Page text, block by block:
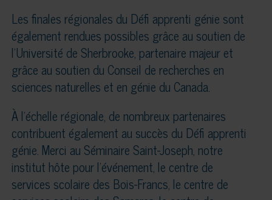
Les finales régionales du Défi apprenti génie sont
également rendues possibles grâce au soutien de
l’Université de Sherbrooke, partenaire majeur et
grâce au soutien du Conseil de recherches en
sciences naturelles et en génie du Canada.
À l’échelle régionale, de nombreux partenaires
contribuent également au succès du Défi apprenti
génie. Merci au Séminaire Saint-Joseph, notre
institut hôte pour l’événement, le centre de
services scolaire des Bois-Francs, le centre de